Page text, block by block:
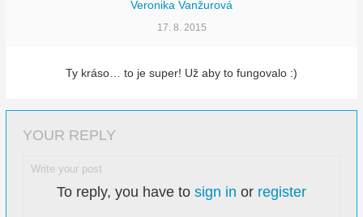
Veronika Vanžurová
17. 8. 2015
Ty kráso… to je super! Už aby to fungovalo :)
To reply, you have to sign in or register
YOUR REPLY